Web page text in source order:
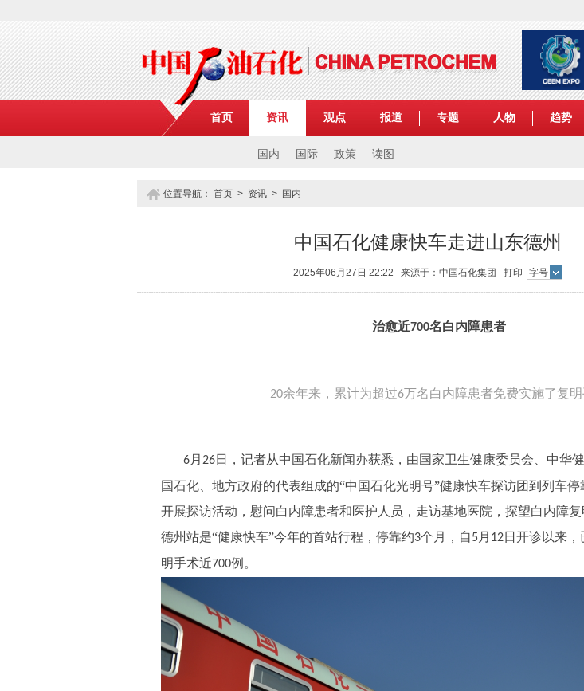
首页 资讯
国内 国际 政策 读图
观点 报道 专题 人物 趋势
位置导航： 首页 > 资讯 > 国内
中国石化健康快车走进山东德州
2025年06月27日 22:22 来源于：中国石化集团 打印 字号
治愈近700名白内障患者
20余年来，累计为超过6万名白内障患者免费实施了复
6月 26日，记者从中国石化新闻办获悉，由国家卫生健康委员会、中华
国石化、地方政府的代表组成的“中国石化光明号”健康快车探访团到列车
开展探访活动，慰问白内障患者和医护人员，走访基地医院，探望白内障
德州站是“健康快车”今年的首站行程，停靠约3个月，自5月 12日开诊以来
明手术近700例。